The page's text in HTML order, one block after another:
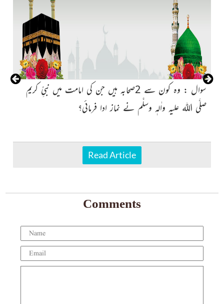
سوال : وہ کون سے 2صحابہ ہیں جن کی امامت میں نبیِّ کریم
صلَّی اللہ علیہ واٰلہٖ وسلَّم نے نماز ادا فرمائی؟
Read Article
Comments